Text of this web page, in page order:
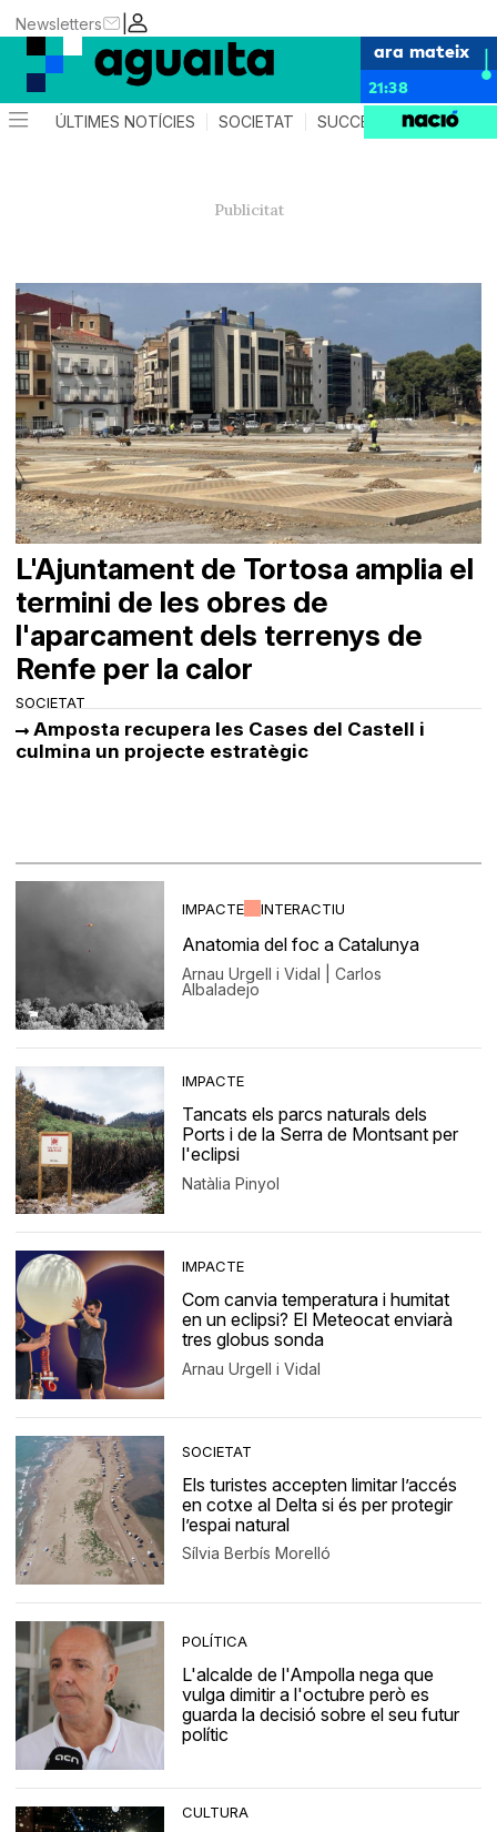
|
Newsletters
ara mateix
21:38
ÚLTIMES NOTÍCIES SOCIETAT SUCCESSOS AGENDA
SOCIETAT
L'Ajuntament de Tortosa amplia el
termini de les obres de
l'aparcament dels terrenys de
Renfe per la calor
Amposta recupera les Cases del Castell i
culmina un projecte estratègic
IMPACTE INTERACTIU
Anatomia del foc a Catalunya
Arnau Urgell i Vidal | Carlos
Albaladejo
IMPACTE
Tancats els parcs naturals dels
Ports i de la Serra de Montsant per
l'eclipsi
Natàlia Pinyol
IMPACTE
Com canvia temperatura i humitat
en un eclipsi? El Meteocat enviarà
tres globus sonda
Arnau Urgell i Vidal
SOCIETAT
Els turistes accepten limitar l’accés
en cotxe al Delta si és per protegir
l’espai natural
Sílvia Berbís Morelló
POLÍTICA
L'alcalde de l'Ampolla nega que
vulga dimitir a l'octubre però es
guarda la decisió sobre el seu futur
polític
CULTURA